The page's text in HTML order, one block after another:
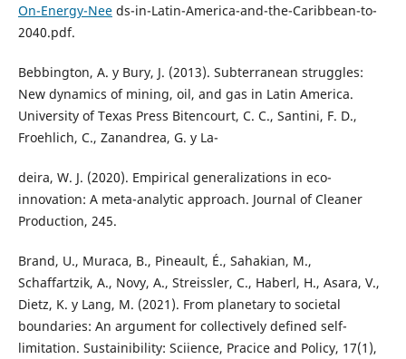
On-Energy-Needs-in-Latin-America-and-the-Caribbean-to-
2040.pdf.
Bebbington, A. y Bury, J. (2013). Subterranean struggles:
New dynamics of mining, oil, and gas in Latin America.
University of Texas Press Bitencourt, C. C., Santini, F. D.,
Froehlich, C., Zanandrea, G. y La-
deira, W. J. (2020). Empirical generalizations in eco-
innovation: A meta-analytic approach. Journal of Cleaner
Production, 245.
Brand, U., Muraca, B., Pineault, É., Sahakian, M.,
Schaffartzik, A., Novy, A., Streissler, C., Haberl, H., Asara, V.,
Dietz, K. y Lang, M. (2021). From planetary to societal
boundaries: An argument for collectively defined self-
limitation. Sustainibility: Sciience, Pracice and Policy, 17(1),